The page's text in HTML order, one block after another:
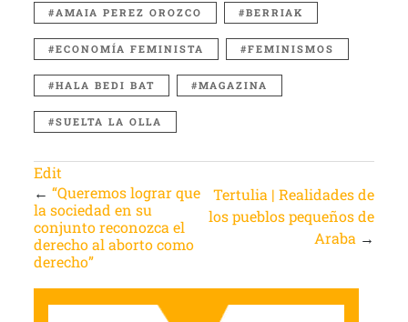
AMAIA PEREZ OROZCO BERRIAK
ECONOMÍA FEMINISTA FEMINISMOS
HALA BEDI BAT MAGAZINA
SUELTA LA OLLA
Edit
← “Queremos lograr que
la sociedad en su
conjunto reconozca el
derecho al aborto como
derecho”
Tertulia | Realidades de
los pueblos pequeños de
Araba →